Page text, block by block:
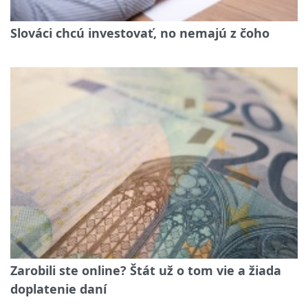
Slováci chcú investovať, no nemajú z čoho
Zarobili ste online? Štát už o tom vie a žiada
doplatenie daní